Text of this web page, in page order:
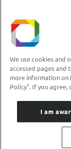
O LNBR
Pesquisa
Indústria
Usuários
Divulgação
We use cookies and
accessed pages and
more information on
Policy". If you agree,
I am